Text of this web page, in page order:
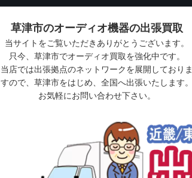
草津市のオーディオ機器の出張買取
当サイトをご覧いただきありがとうございます。
只今、草津市でオーディオ買取を強化中です。
当店では出張拠点のネットワークを展開しておりま
すので、草津市をはじめ、全国へ出張いたします。
お気軽にお問い合わせ下さい。